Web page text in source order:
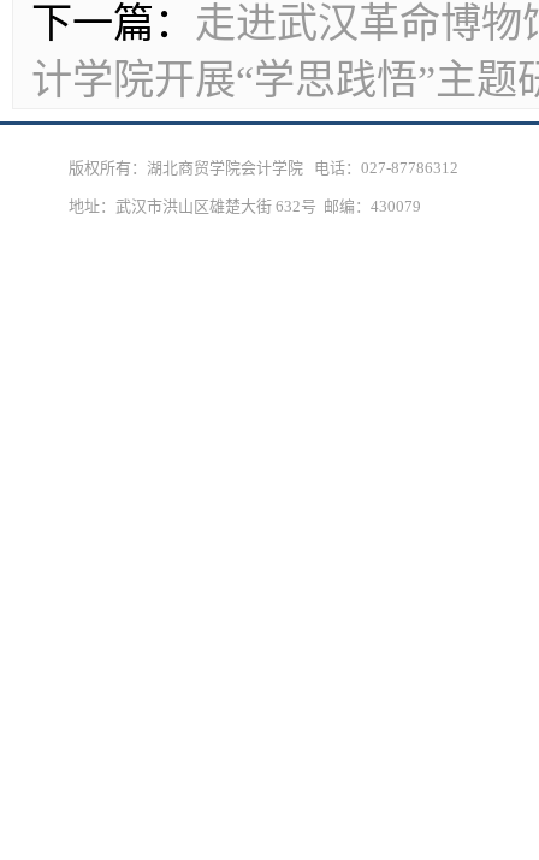
下一篇： 走进武汉革命博
计学院开展“学思践悟”主题
版权所有：湖北商贸学院会计学院 电话：027-87786312
地址：武汉市洪山区雄楚大街 632号 邮编：430079